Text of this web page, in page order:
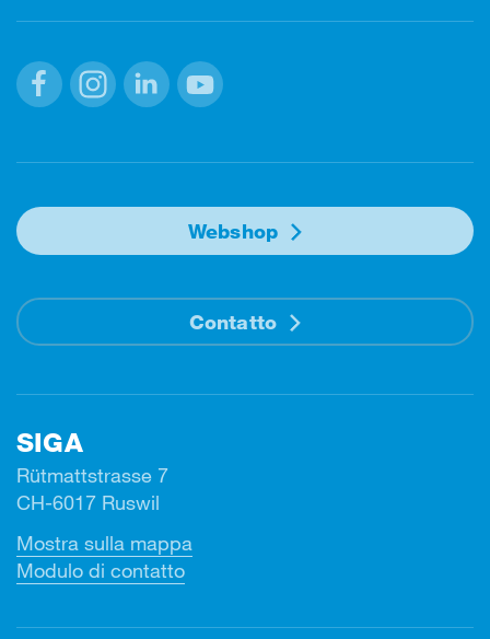
Webshop
Contatto
SIGA
Rütmattstrasse 7
CH-6017 Ruswil
Mostra sulla mappa
Modulo di contatto